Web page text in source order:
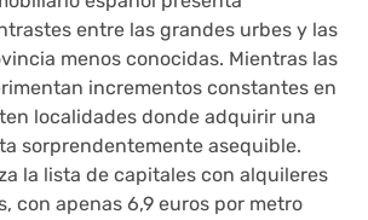
entre las grandes urbes y las
menos conocidas. Mientras las
incrementos constantes en
localidades donde adquirir una
sorprendentemente asequible.
la lista de capitales con alquileres
con apenas 6,9 euros por metro